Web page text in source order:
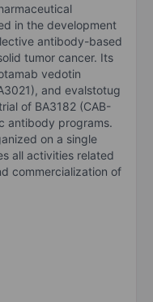
in the development
antibody-based
tumor cancer. Its
vedotin
and evalstotug
of BA3182 (CAB-
antibody programs.
on a single
all activities related
commercialization of